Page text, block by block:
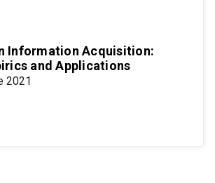
Information Acquisition:
and Applications
2021